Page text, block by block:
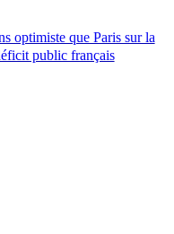
optimiste que Paris sur la
public français